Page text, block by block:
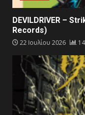
DEVILDRIVER –
Records)
22 Ιουλίου 2026